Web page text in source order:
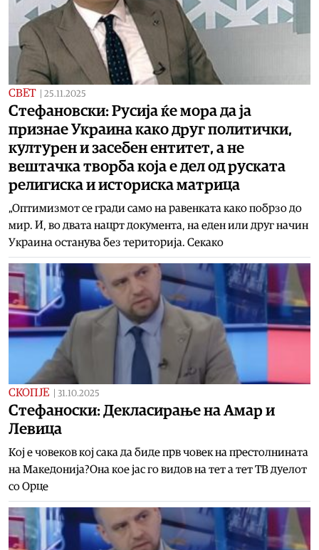
СВЕТ 25.11.2025
Стефановски: Русија ќе мора да ја
признае Украина како друг политички,
културен и засебен ентитет, а не
вештачка творба која е дел од руската
религиска и историска матрица
„Оптимизмот се гради само на равенката како побрзо до
мир. И, во двата нацрт документа, на еден или друг начин
Украина останува без територија. Секако
СКОПЈЕ 31.10.2025
Стефаноски: Декласирање на Амар и
Левица
Кој е човеков кој сака да биде прв човек на престолнината
на Македонија?Она кое јас го видов на тет а тет ТВ дуелот
со Орце